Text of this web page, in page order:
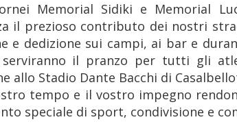
Memorial Sidiki e Memorial
il prezioso contributo dei nostri
e dedizione sui campi, ai bar e
serviranno il pranzo per tutti gli
allo Stadio Dante Bacchi di
tempo e il vostro impegno
speciale di sport, condivisione e